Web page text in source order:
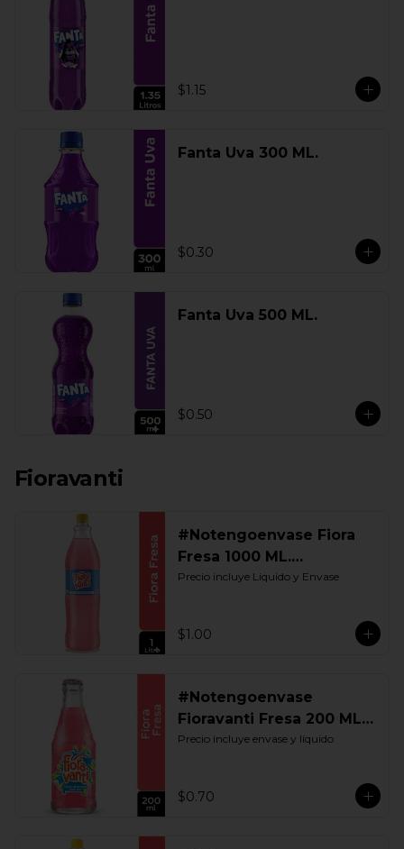
$1.15
Fanta Uva 300 ML.
$0.30
Fanta Uva 500 ML.
$0.50
Fioravanti
#Notengoenvase Fiora
Fresa 1000 ML.
Retornable
Precio incluye Liquido y Envase
$1.00
#Notengoenvase
Fioravanti Fresa 200 ML.
Retornable
Precio incluye envase y líquido
$0.70